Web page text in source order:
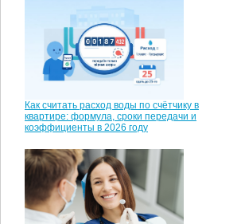
Как считать расход воды по счётчику в
квартире: формула, сроки передачи и
коэффициенты в 2026 году